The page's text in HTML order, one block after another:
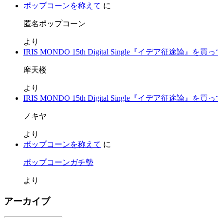
ポップコーンを称えて に
匿名ポップコーン
より
IRIS MONDO 15th Digital Single『イデア征途論』を買っ
摩天楼
より
IRIS MONDO 15th Digital Single『イデア征途論』を買っ
ノキヤ
より
ポップコーンを称えて に
ポップコーンガチ勢
より
アーカイブ